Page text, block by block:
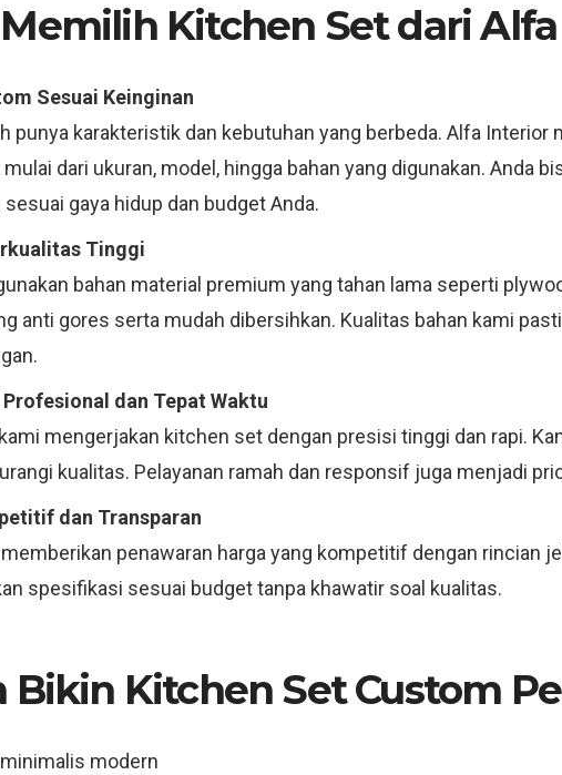
Kitchen Set dari
Sesuai Keinginan
punya karakteristik dan kebutuhan yang berbeda. Alfa
dari ukuran, model, hingga bahan yang digunakan. Anda
gaya hidup dan budget Anda.
Tinggi
bahan material premium yang tahan lama seperti
anti gores serta mudah dibersihkan. Kualitas bahan kami
dan Tepat Waktu
mengerjakan kitchen set dengan presisi tinggi dan rapi.
kualitas. Pelayanan ramah dan responsif juga menjadi
dan Transparan
penawaran harga yang kompetitif dengan rincian
spesifikasi sesuai budget tanpa khawatir soal kualitas.
Bikin Kitchen Set Custom
modern